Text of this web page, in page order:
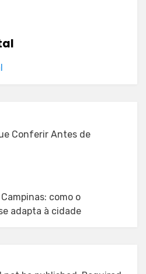
Conferir Antes de
como o
adapta à cidade